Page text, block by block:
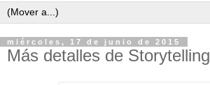
miércoles, 17 de junio de 2015
Más detalles de Storytelling